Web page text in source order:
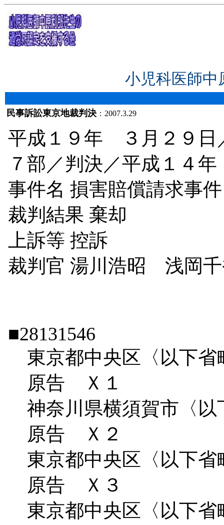
小児科医師中
民事訴訟東京地裁判決：2007.3.29
平成１９年 ３月２９日
７部／判決／平成１４
事件名 損害賠償請求事件
裁判結果 棄却
上訴等 控訴
裁判官 湯川浩昭 浅岡
■28131546
東京都中央区〈以下省
原告 Ｘ１
神奈川県横須賀市〈以
原告 Ｘ２
東京都中央区〈以下省
原告 Ｘ３
東京都中央区〈以下省